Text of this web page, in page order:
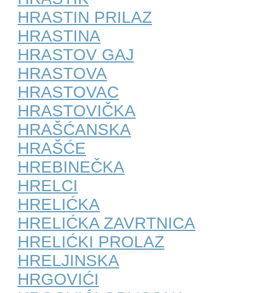
HRASTIN PRILAZ
HRASTINA
HRASTOV GAJ
HRASTOVA
HRASTOVAC
HRASTOVIČKA
HRAŠĆANSKA
HRAŠĆE
HREBINEČKA
HRELCI
HRELIĆKA
HRELIĆKA ZAVRTNICA
HRELIĆKI PROLAZ
HRELJINSKA
HRGOVIĆI